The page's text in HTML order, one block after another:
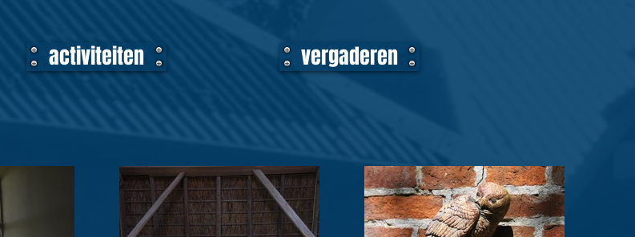
activiteiten vergaderen